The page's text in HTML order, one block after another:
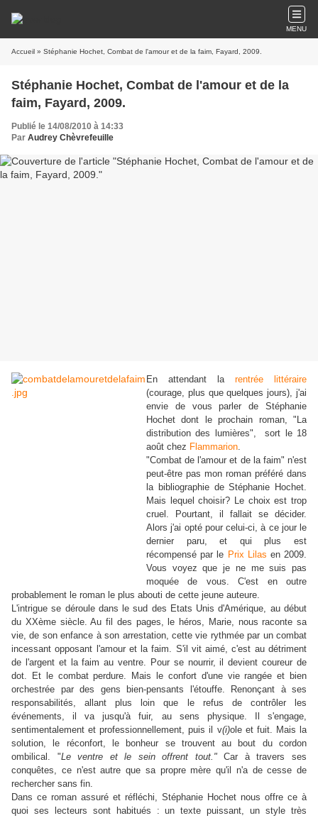
MENU
Accueil » Stéphanie Hochet, Combat de l'amour et de la faim, Fayard, 2009.
Stéphanie Hochet, Combat de l'amour et de la
faim, Fayard, 2009.
Publié le 14/08/2010 à 14:33
Par Audrey Chèvrefeuille
En attendant la rentrée littéraire
(courage, plus que quelques jours), j'ai
envie de vous parler de Stéphanie
Hochet dont le prochain roman, "La
distribution des lumières", sort le 18
août chez Flammarion.
"Combat de l'amour et de la faim" n'est
peut-être pas mon roman préféré dans
la bibliographie de Stéphanie Hochet.
Mais lequel choisir? Le choix est trop
cruel. Pourtant, il fallait se décider.
Alors j'ai opté pour celui-ci, à ce jour le
dernier paru, et qui plus est
récompensé par le Prix Lilas en 2009.
Vous voyez que je ne me suis pas
moquée de vous. C'est en outre
probablement le roman le plus abouti de cette jeune auteure.
L'intrigue se déroule dans le sud des Etats Unis d'Amérique, au début
du XXème siècle. Au fil des pages, le héros, Marie, nous raconte sa
vie, de son enfance à son arrestation, cette vie rythmée par un combat
incessant opposant l'amour et la faim. S'il vit aimé, c'est au détriment
de l'argent et la faim au ventre. Pour se nourrir, il devient coureur de
dot. Et le combat perdure. Mais le confort d'une vie rangée et bien
orchestrée par des gens bien-pensants l'étouffe. Renonçant à ses
responsabilités, allant plus loin que le refus de contrôler les
événements, il va jusqu'à fuir, au sens physique. Il s'engage,
sentimentalement et professionnellement, puis il v(i)ole et fuit. Mais la
solution, le réconfort, le bonheur se trouvent au bout du cordon
ombilical. "Le ventre et le sein offrent tout."Car à travers ses
conquêtes, ce n'est autre que sa propre mère qu'il n'a de cesse de
rechercher sans fin.
Dans ce roman assuré et réfléchi, Stéphanie Hochet nous offre ce à
quoi ses lecteurs sont habitués : un texte puissant, un style très